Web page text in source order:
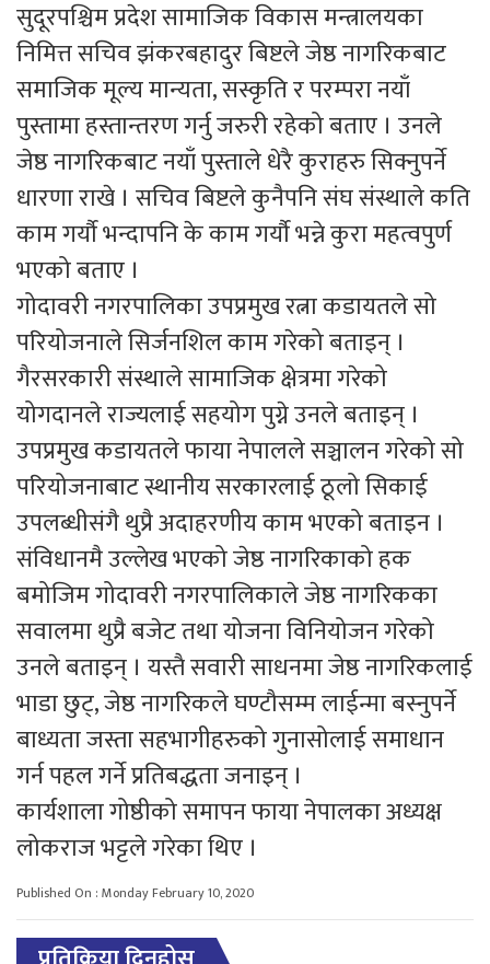
सुदूरपश्चिम प्रदेश सामाजिक विकास मन्त्रालयका
निमित्त सचिव झंकरबहादुर बिष्टले जेष्ठ नागरिकबाट
समाजिक मूल्य मान्यता, सस्कृति र परम्परा नयाँ
पुस्तामा हस्तान्तरण गर्नु जरुरी रहेको बताए । उनले
जेष्ठ नागरिकबाट नयाँ पुस्ताले धेरै कुराहरु सिक्नुपर्ने
धारणा राखे । सचिव बिष्टले कुनैपनि संघ संस्थाले कति
काम गर्यौ भन्दापनि के काम गर्यौ भन्ने कुरा महत्वपुर्ण
भएको बताए ।
गोदावरी नगरपालिका उपप्रमुख रत्ना कडायतले सो
परियोजनाले सिर्जनशिल काम गरेको बताइन् ।
गैरसरकारी संस्थाले सामाजिक क्षेत्रमा गरेको
योगदानले राज्यलाई सहयोग पुग्ने उनले बताइन् ।
उपप्रमुख कडायतले फाया नेपालले सञ्चालन गरेको सो
परियोजनाबाट स्थानीय सरकारलाई ठूलो सिकाई
उपलब्धीसंगै थुप्रै अदाहरणीय काम भएको बताइन ।
संविधानमै उल्लेख भएको जेष्ठ नागरिकाको हक
बमोजिम गोदावरी नगरपालिकाले जेष्ठ नागरिकका
सवालमा थुप्रै बजेट तथा योजना विनियोजन गरेको
उनले बताइन् । यस्तै सवारी साधनमा जेष्ठ नागरिकलाई
भाडा छुट्, जेष्ठ नागरिकले घण्टौसम्म लाईन्मा बस्नुपर्ने
बाध्यता जस्ता सहभागीहरुको गुनासोलाई समाधान
गर्न पहल गर्ने प्रतिबद्धता जनाइन् ।
कार्यशाला गोष्ठीको समापन फाया नेपालका अध्यक्ष
लोकराज भट्टले गरेका थिए ।
Published On : Monday February 10, 2020